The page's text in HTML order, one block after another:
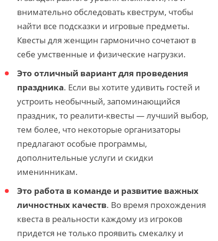
внимательно обследовать квеструм, чтобы
найти все подсказки и игровые предметы.
Квесты для женщин гармонично сочетают в
себе умственные и физические нагрузки.
Это отличный вариант для проведения
праздника. Если вы хотите удивить гостей и
устроить необычный, запоминающийся
праздник, то реалити-квесты — лучший выбор,
тем более, что некоторые организаторы
предлагают особые программы,
дополнительные услуги и скидки
именинникам.
Это работа в команде и развитие важных
личностных качеств. Во время прохождения
квеста в реальности каждому из игроков
придется не только проявить смекалку и